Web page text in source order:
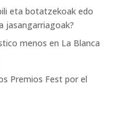
eta botatzekoak edo
jasangarriagoak?
menos en La Blanca
Premios Fest por el